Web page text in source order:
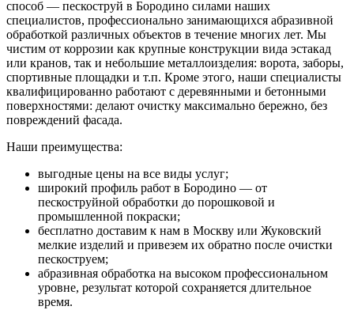
способ — пескоструй в Бородино силами наших
специалистов, профессионально занимающихся абразивной
обработкой различных объектов в течение многих лет. Мы
чистим от коррозии как крупные конструкции вида эстакад
или кранов, так и небольшие металлоизделия: ворота, заборы,
спортивные площадки и т.п. Кроме этого, наши специалисты
квалифицированно работают с деревянными и бетонными
поверхностями: делают очистку максимально бережно, без
повреждений фасада.
Наши преимущества:
выгодные цены на все виды услуг;
широкий профиль работ в Бородино — от
пескоструйной обработки до порошковой и
промышленной покраски;
бесплатно доставим к нам в Москву или Жуковский
мелкие изделий и привезем их обратно после очистки
пескоструем;
абразивная обработка на высоком профессиональном
уровне, результат которой сохраняется длительное
время.